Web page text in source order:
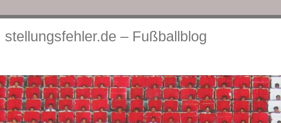
stellungsfehler.de – Fußballblog